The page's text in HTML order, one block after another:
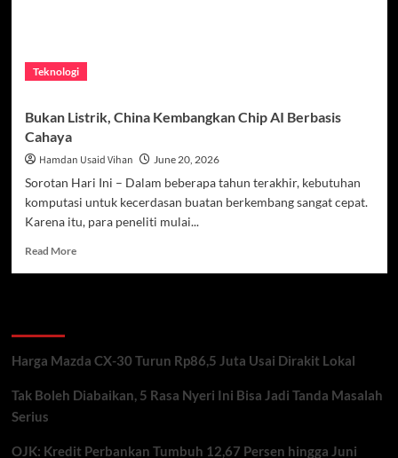
Teknologi
Bukan Listrik, China Kembangkan Chip AI Berbasis
Cahaya
Hamdan Usaid Vihan June 20, 2026
Sorotan Hari Ini – Dalam beberapa tahun terakhir, kebutuhan
komputasi untuk kecerdasan buatan berkembang sangat cepat.
Karena itu, para peneliti mulai...
Read MoreRead
Chip
Berbasis
Harga Mazda CX-30 Turun Rp86,5 Juta Usai Dirakit Lokal
Tak Boleh Diabaikan, 5 Rasa Nyeri Ini Bisa Jadi Tanda Masalah
Serius
OJK: Kredit Perbankan Tumbuh 12,67 Persen hingga Juni